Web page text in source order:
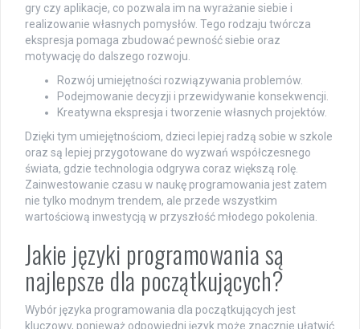
gry czy aplikacje, co pozwala im na wyrażanie siebie i
realizowanie własnych pomysłów. Tego rodzaju twórcza
ekspresja pomaga zbudować pewność siebie oraz
motywację do dalszego rozwoju.
Rozwój umiejętności rozwiązywania problemów.
Podejmowanie decyzji i przewidywanie konsekwencji.
Kreatywna ekspresja i tworzenie własnych projektów.
Dzięki tym umiejętnościom, dzieci lepiej radzą sobie w szkole
oraz są lepiej przygotowane do wyzwań współczesnego
świata, gdzie technologia odgrywa coraz większą rolę.
Zainwestowanie czasu w naukę programowania jest zatem
nie tylko modnym trendem, ale przede wszystkim
wartościową inwestycją w przyszłość młodego pokolenia.
Jakie języki programowania są
najlepsze dla początkujących?
Wybór języka programowania dla początkujących jest
kluczowy, ponieważ odpowiedni język może znacznie ułatwić